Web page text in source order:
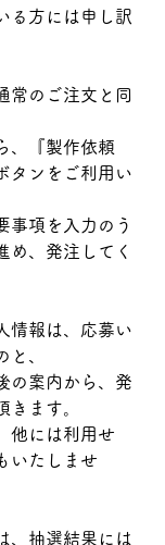
る方には申し訳
常のご注文と同
、『製作依頼
タンをご利用い
項を入力のう
め、発注してく
情報は、応募い
と、
案内から、発
きます。
には利用せ
いたしませ
、抽選結果には